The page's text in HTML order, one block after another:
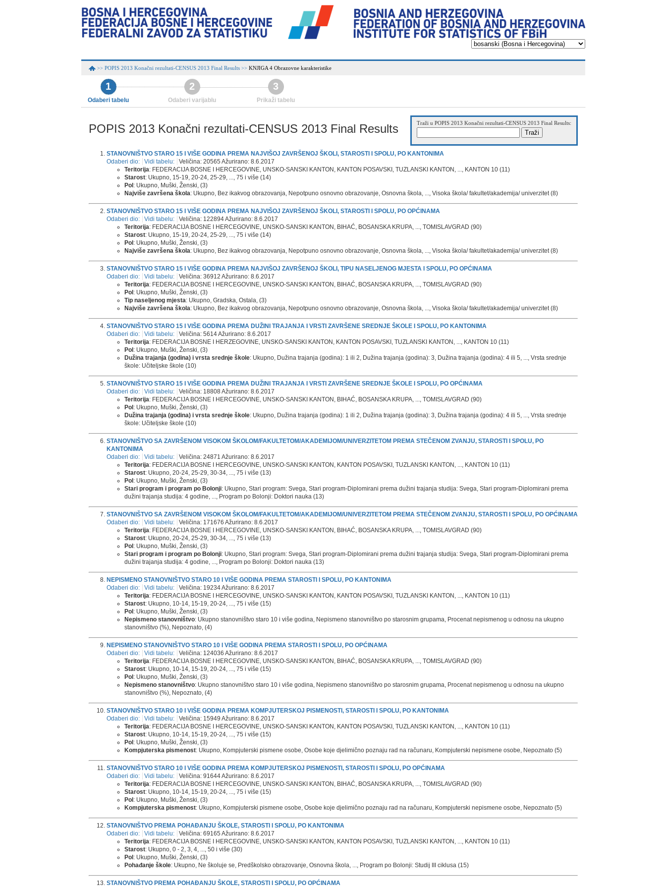
>> POPIS 2013 Konačni rezultati-CENSUS 2013 Final Results >> KNJIGA 4 Obrazovne karakteristike
1
Odaberi tabelu
2
Odaberi varijablu
3
Prikaži tabelu
POPIS 2013 Konačni rezultati-CENSUS 2013 Final Results Traži u POPIS 2013 Konačni rezultati-CENSUS 2013 Final Results:
STANOVNIŠTVO STARO 15 I VIŠE GODINA PREMA NAJVIŠOJ ZAVRŠENOJ ŠKOLI, STAROSTI I SPOLU, PO KANTONIMA
Odaberi dio:
Vidi tabelu:
Veličina: 20565 Ažurirano: 8.6.2017
Teritorija: FEDERACIJA BOSNE I HERCEGOVINE, UNSKO-SANSKI KANTON, KANTON POSAVSKI, TUZLANSKI KANTON, ..., KANTON 10 (11)
Starost: Ukupno, 15-19, 20-24, 25-29, ..., 75 i više (14)
Pol : Ukupno, Muški, Ženski, (3)
Najviše završena škola: Ukupno, Bez ikakvog obrazovanja, Nepotpuno osnovno obrazovanje, Osnovna škola, ..., Visoka škola/ fakultet/akademija/ univerzitet (8)
STANOVNIŠTVO STARO 15 I VIŠE GODINA PREMA NAJVIŠOJ ZAVRŠENOJ ŠKOLI, STAROSTI I SPOLU, PO OPĆINAMA
Odaberi dio:
Vidi tabelu:
Veličina: 122894 Ažurirano: 8.6.2017
Teritorija: FEDERACIJA BOSNE I HERCEGOVINE, UNSKO-SANSKI KANTON, BIHAĆ, BOSANSKA KRUPA, ..., TOMISLAVGRAD (90)
Starost: Ukupno, 15-19, 20-24, 25-29, ..., 75 i više (14)
Pol : Ukupno, Muški, Ženski, (3)
Najviše završena škola: Ukupno, Bez ikakvog obrazovanja, Nepotpuno osnovno obrazovanje, Osnovna škola, ..., Visoka škola/ fakultet/akademija/ univerzitet (8)
STANOVNIŠTVO STARO 15 I VIŠE GODINA PREMA NAJVIŠOJ ZAVRŠENOJ ŠKOLI, TIPU NASELJENOG MJESTA I SPOLU, PO OPĆINAMA
Odaberi dio:
Vidi tabelu:
Veličina: 36912 Ažurirano: 8.6.2017
Teritorija: FEDERACIJA BOSNE I HERCEGOVINE, UNSKO-SANSKI KANTON, BIHAĆ, BOSANSKA KRUPA, ..., TOMISLAVGRAD (90)
Pol : Ukupno, Muški, Ženski, (3)
Tip naseljenog mjesta: Ukupno, Gradska, Ostala, (3)
Najviše završena škola: Ukupno, Bez ikakvog obrazovanja, Nepotpuno osnovno obrazovanje, Osnovna škola, ..., Visoka škola/ fakultet/akademija/ univerzitet (8)
STANOVNIŠTVO STARO 15 I VIŠE GODINA PREMA DUŽINI TRAJANJA I VRSTI ZAVRŠENE SREDNJE ŠKOLE I SPOLU, PO KANTONIMA
Odaberi dio:
Vidi tabelu:
Veličina: 5614 Ažurirano: 8.6.2017
Teritorija: FEDERACIJA BOSNE I HERZEGOVINE, UNSKO-SANSKI KANTON, KANTON POSAVSKI, TUZLANSKI KANTON, ..., KANTON 10 (11)
Pol : Ukupno, Muški, Ženski, (3)
Dužina trajanja (godina) i vrsta srednje škole: Ukupno, Dužina trajanja (godina): 1 ili 2, Dužina trajanja (godina): 3, Dužina trajanja (godina): 4 ili 5, ..., Vrsta srednje
škole: Učiteljske škole (10)
STANOVNIŠTVO STARO 15 I VIŠE GODINA PREMA DUŽINI TRAJANJA I VRSTI ZAVRŠENE SREDNJE ŠKOLE I SPOLU, PO OPĆINAMA
Odaberi dio:
Vidi tabelu:
Veličina: 18808 Ažurirano: 8.6.2017
Teritorija: FEDERACIJA BOSNE I HERCEGOVINE, UNSKO-SANSKI KANTON, BIHAĆ, BOSANSKA KRUPA, ..., TOMISLAVGRAD (90)
Pol : Ukupno, Muški, Ženski, (3)
Dužina trajanja (godina) i vrsta srednje škole: Ukupno, Dužina trajanja (godina): 1 ili 2, Dužina trajanja (godina): 3, Dužina trajanja (godina): 4 ili 5, ..., Vrsta srednje
škole: Učiteljske škole (10)
STANOVNIŠTVO SA ZAVRŠENOM VISOKOM ŠKOLOM/FAKULTETOM/AKADEMIJOM/UNIVERZITETOM PREMA STEČENOM ZVANJU, STAROSTI I SPOLU, PO
KANTONIMA
Odaberi dio:
Vidi tabelu:
Veličina: 24871 Ažurirano: 8.6.2017
Teritorija: FEDERACIJA BOSNE I HERCEGOVINE, UNSKO-SANSKI KANTON, KANTON POSAVSKI, TUZLANSKI KANTON, ..., KANTON 10 (11)
Starost: Ukupno, 20-24, 25-29, 30-34, ..., 75 i više (13)
Pol : Ukupno, Muški, Ženski, (3)
Stari program i program po Bolonji: Ukupno, Stari program: Svega, Stari program-Diplomirani prema dužini trajanja studija: Svega, Stari program-Diplomirani prema
dužini trajanja studija: 4 godine, ..., Program po Bolonji: Doktori nauka (13)
STANOVNIŠTVO SA ZAVRŠENOM VISOKOM ŠKOLOM/FAKULTETOM/AKADEMIJOM/UNIVERZITETOM PREMA STEČENOM ZVANJU, STAROSTI I SPOLU, PO OPĆINAMA
Odaberi dio:
Vidi tabelu:
Veličina: 171676 Ažurirano: 8.6.2017
Teritorija: FEDERACIJA BOSNE I HERCEGOVINE, UNSKO-SANSKI KANTON, BIHAĆ, BOSANSKA KRUPA, ..., TOMISLAVGRAD (90)
Starost: Ukupno, 20-24, 25-29, 30-34, ..., 75 i više (13)
Pol : Ukupno, Muški, Ženski, (3)
Stari program i program po Bolonji: Ukupno, Stari program: Svega, Stari program-Diplomirani prema dužini trajanja studija: Svega, Stari program-Diplomirani prema
dužini trajanja studija: 4 godine, ..., Program po Bolonji: Doktori nauka (13)
NEPISMENO STANOVNIŠTVO STARO 10 I VIŠE GODINA PREMA STAROSTI I SPOLU, PO KANTONIMA
Odaberi dio:
Vidi tabelu:
Veličina: 19234 Ažurirano: 8.6.2017
Teritorija: FEDERACIJA BOSNE I HERCEGOVINE, UNSKO-SANSKI KANTON, KANTON POSAVSKI, TUZLANSKI KANTON, ..., KANTON 10 (11)
Starost: Ukupno, 10-14, 15-19, 20-24, ..., 75 i više (15)
Pol : Ukupno, Muški, Ženski, (3)
Nepismeno stanovništvo: Ukupno stanovništvo staro 10 i više godina, Nepismeno stanovništvo po starosnim grupama, Procenat nepismenog u odnosu na ukupno
stanovništvo (%), Nepoznato, (4)
NEPISMENO STANOVNIŠTVO STARO 10 I VIŠE GODINA PREMA STAROSTI I SPOLU, PO OPĆINAMA
Odaberi dio:
Vidi tabelu:
Veličina: 124036 Ažurirano: 8.6.2017
Teritorija: FEDERACIJA BOSNE I HERCEGOVINE, UNSKO-SANSKI KANTON, BIHAĆ, BOSANSKA KRUPA, ..., TOMISLAVGRAD (90)
Starost: Ukupno, 10-14, 15-19, 20-24, ..., 75 i više (15)
Pol : Ukupno, Muški, Ženski, (3)
Nepismeno stanovništvo: Ukupno stanovništvo staro 10 i više godina, Nepismeno stanovništvo po starosnim grupama, Procenat nepismenog u odnosu na ukupno
stanovništvo (%), Nepoznato, (4)
STANOVNIŠTVO STARO 10 I VIŠE GODINA PREMA KOMPJUTERSKOJ PISMENOSTI, STAROSTI I SPOLU, PO KANTONIMA
Odaberi dio:
Vidi tabelu:
Veličina: 15949 Ažurirano: 8.6.2017
Teritorija: FEDERACIJA BOSNE I HERCEGOVINE, UNSKO-SANSKI KANTON, KANTON POSAVSKI, TUZLANSKI KANTON, ..., KANTON 10 (11)
Starost: Ukupno, 10-14, 15-19, 20-24, ..., 75 i više (15)
Pol : Ukupno, Muški, Ženski, (3)
Kompjuterska pismenost: Ukupno, Kompjuterski pismene osobe, Osobe koje djelimično poznaju rad na računaru, Kompjuterski nepismene osobe, Nepoznato (5)
STANOVNIŠTVO STARO 10 I VIŠE GODINA PREMA KOMPJUTERSKOJ PISMENOSTI, STAROSTI I SPOLU, PO OPĆINAMA
Odaberi dio:
Vidi tabelu:
Veličina: 91644 Ažurirano: 8.6.2017
Teritorija: FEDERACIJA BOSNE I HERCEGOVINE, UNSKO-SANSKI KANTON, BIHAĆ, BOSANSKA KRUPA, ..., TOMISLAVGRAD (90)
Starost: Ukupno, 10-14, 15-19, 20-24, ..., 75 i više (15)
Pol : Ukupno, Muški, Ženski, (3)
Kompjuterska pismenost: Ukupno, Kompjuterski pismene osobe, Osobe koje djelimično poznaju rad na računaru, Kompjuterski nepismene osobe, Nepoznato (5)
STANOVNIŠTVO PREMA POHAĐANJU ŠKOLE, STAROSTI I SPOLU, PO KANTONIMA
Odaberi dio:
Vidi tabelu:
Veličina: 69165 Ažurirano: 8.6.2017
Teritorija: FEDERACIJA BOSNE I HERCEGOVINE, UNSKO-SANSKI KANTON, KANTON POSAVSKI, TUZLANSKI KANTON, ..., KANTON 10 (11)
Starost: Ukupno, 0 - 2, 3, 4, ..., 50 i više (30)
Pol : Ukupno, Muški, Ženski, (3)
Pohađanje škole: Ukupno, Ne školuje se, Predškolsko obrazovanje, Osnovna škola, ..., Program po Bolonji: Studij III ciklusa (15)
STANOVNIŠTVO PREMA POHAĐANJU ŠKOLE, STAROSTI I SPOLU, PO OPĆINAMA